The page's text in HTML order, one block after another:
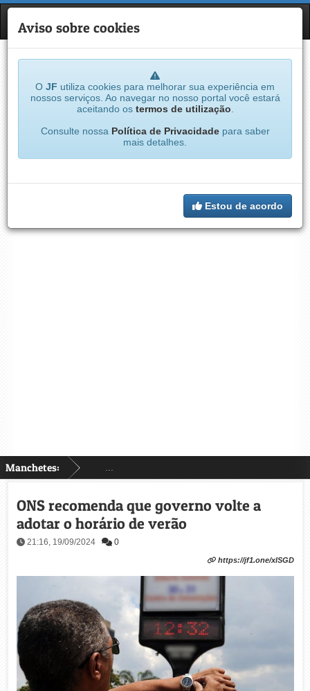
JF
Manchetes:
Aviso sobre cookies
O JF utiliza cookies para melhorar sua experiência em
nossos serviços. Ao navegar no nosso portal você estará
aceitando os termos de utilização
Consulte nossa Política de Privacidadepara saber
mais detalhes.
Estou de acordo
ONS recomenda que governo volte a
adotar o horário de verão
21:16, 19/09/2024 0
https://jf1.one/xlSGD